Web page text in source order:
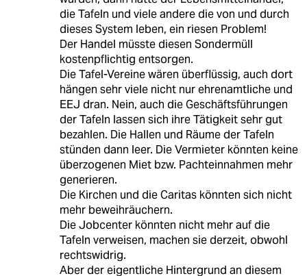
die Tafeln und viele andere die von und durch
dieses System leben, ein riesen Problem!
Der Handel müsste diesen Sondermüll
kostenpflichtig entsorgen.
Die Tafel-Vereine wären überflüssig, auch dort
hängen sehr viele nicht nur ehrenamtliche und
EEJ dran. Nein, auch die Geschäftsführungen
der Tafeln lassen sich ihre Tätigkeit sehr gut
bezahlen. Die Hallen und Räume der Tafeln
stünden dann leer. Die Vermieter könnten keine
überzogenen Miet bzw. Pachteinnahmen mehr
generieren.
Die Kirchen und die Caritas könnten sich nicht
mehr beweihräuchern.
Die Jobcenter könnten nicht mehr auf die
Tafeln verweisen, machen sie derzeit, obwohl
rechtswidrig.
Aber der eigentliche Hintergrund an diesem